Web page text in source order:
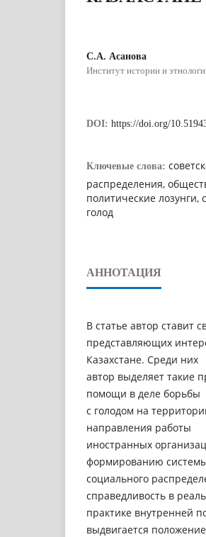
С.А. Асанова
Институт истории и
DOI: https://doi.org/
Ключевые слова:
распределения,
политические
голод
АННОТАЦИЯ
В статье автор ставит
представляющих
Казахстане. Среди них
автор выделяет такие
помощи в деле борьбы
с голодом на
направления работы
иностранных
формированию
социального
справедливость в
практике внутренней
выдвигается